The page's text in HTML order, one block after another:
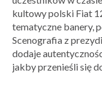
kultowy polski Fiat
tematyczne banery,
Scenografia z
dodaje
jakby przenieśli się